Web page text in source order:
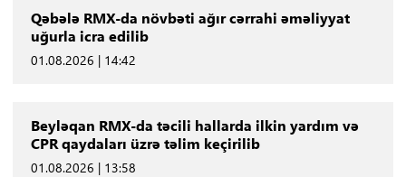
Qəbələ RMX-da növbəti ağır cərrahi əməliyyat
uğurla icra edilib
01.08.2026 | 14:42
Beyləqan RMX-da təcili hallarda ilkin yardım və
CPR qaydaları üzrə təlim keçirilib
01.08.2026 | 13:58